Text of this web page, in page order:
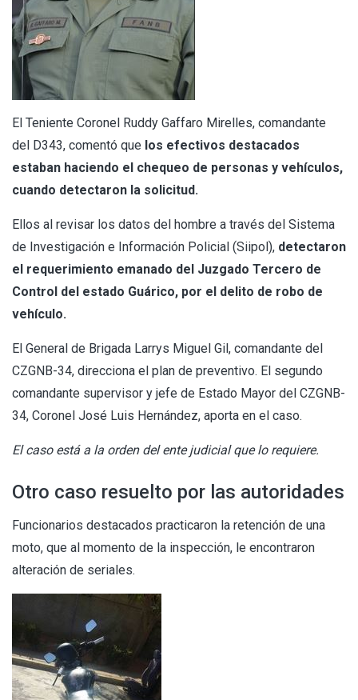
El Teniente Coronel Ruddy Gaffaro Mirelles, comandante
del D343, comentó que los efectivos destacados
estaban haciendo el chequeo de personas y vehículos,
cuando detectaron la solicitud.
Ellos al revisar los datos del hombre a través del Sistema
de Investigación e Información Policial (Siipol), detectaron
el requerimiento emanado del Juzgado Tercero de
Control del estado Guárico, por el delito de robo de
vehículo.
El General de Brigada Larrys Miguel Gil, comandante del
CZGNB-34, direcciona el plan de preventivo. El segundo
comandante supervisor y jefe de Estado Mayor del CZGNB-
34, Coronel José Luis Hernández, aporta en el caso.
El caso está a la orden del ente judicial que lo requiere.
Otro caso resuelto por las autoridades
Funcionarios destacados practicaron la retención de una
moto, que al momento de la inspección, le encontraron
alteración de seriales.